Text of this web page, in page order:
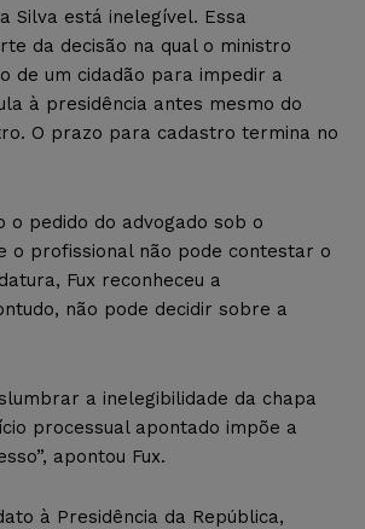
Silva está inelegível. Essa
da decisão na qual o ministro
de um cidadão para impedir a
à presidência antes mesmo do
O prazo para cadastro termina no
o pedido do advogado sob o
o profissional não pode contestar o
Fux reconheceu a
não pode decidir sobre a
a inelegibilidade da chapa
processual apontado impõe a
apontou Fux.
à Presidência da República,